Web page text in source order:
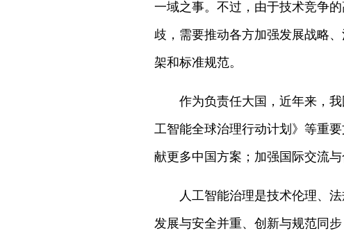
一域之事。不过，由于技术竞争
歧，需要推动各方加强发展战略
架和标准规范。
作为负责任大国，近年来，
工智能全球治理行动计划》等重
献更多中国方案；加强国际交流
人工智能治理是技术伦理、
发展与安全并重、创新与规范同